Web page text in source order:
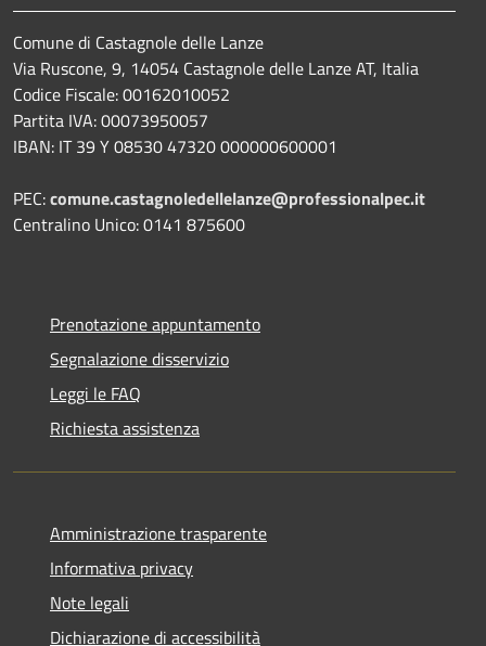
Comune di Castagnole delle Lanze
Via Ruscone, 9, 14054 Castagnole delle Lanze AT, Italia
Codice Fiscale: 00162010052
Partita IVA: 00073950057
IBAN: IT 39 Y 08530 47320 000000600001
PEC:comune.castagnoledellelanze@professionalpec.it
Centralino Unico: 0141 875600
Prenotazione appuntamento
Segnalazione disservizio
Leggi le FAQ
Richiesta assistenza
Amministrazione trasparente
Informativa privacy
Note legali
Dichiarazione di accessibilità